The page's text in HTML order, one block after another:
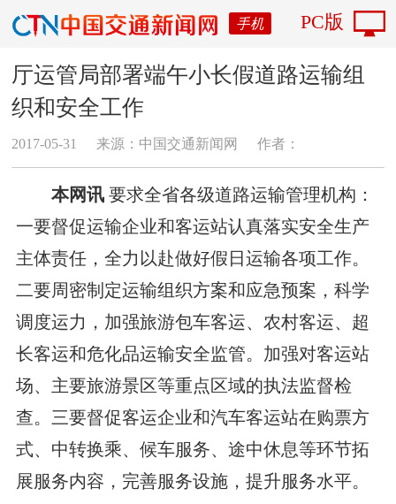
手机 PC版
厅运管局部署端午小长假道路运输组
织和安全工作
2017-05-31 来源：中国交通新闻网 作者：
本网讯 要求全省各级道路运输管理机构：
一要督促运输企业和客运站认真落实安全生产
主体责任，全力以赴做好假日运输各项工作。
二要周密制定运输组织方案和应急预案，科学
调度运力，加强旅游包车客运、农村客运、超
长客运和危化品运输安全监管。加强对客运站
场、主要旅游景区等重点区域的执法监督检
查。三要督促客运企业和汽车客运站在购票方
式、中转换乘、候车服务、途中休息等环节拓
展服务内容，完善服务设施，提升服务水平。